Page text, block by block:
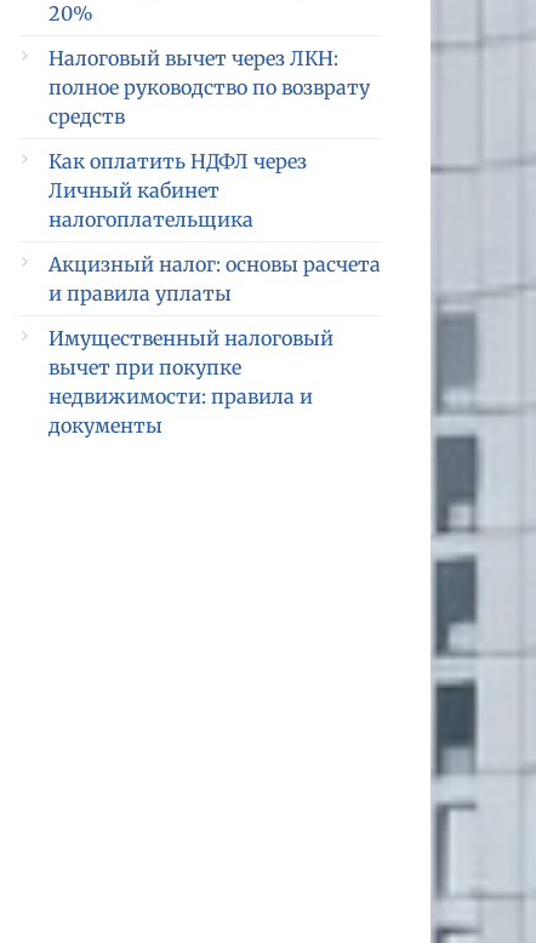
20%
Налоговый вычет через ЛКН:
полное руководство по возврату
средств
Как оплатить НДФЛ через
Личный кабинет
налогоплательщика
Акцизный налог: основы расчета
и правила уплаты
Имущественный налоговый
вычет при покупке
недвижимости: правила и
документы